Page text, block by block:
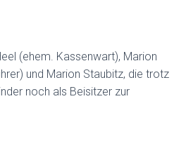
(ehem. Kassenwart), Marion
und Marion Staubitz, die trotz
noch als Beisitzer zur